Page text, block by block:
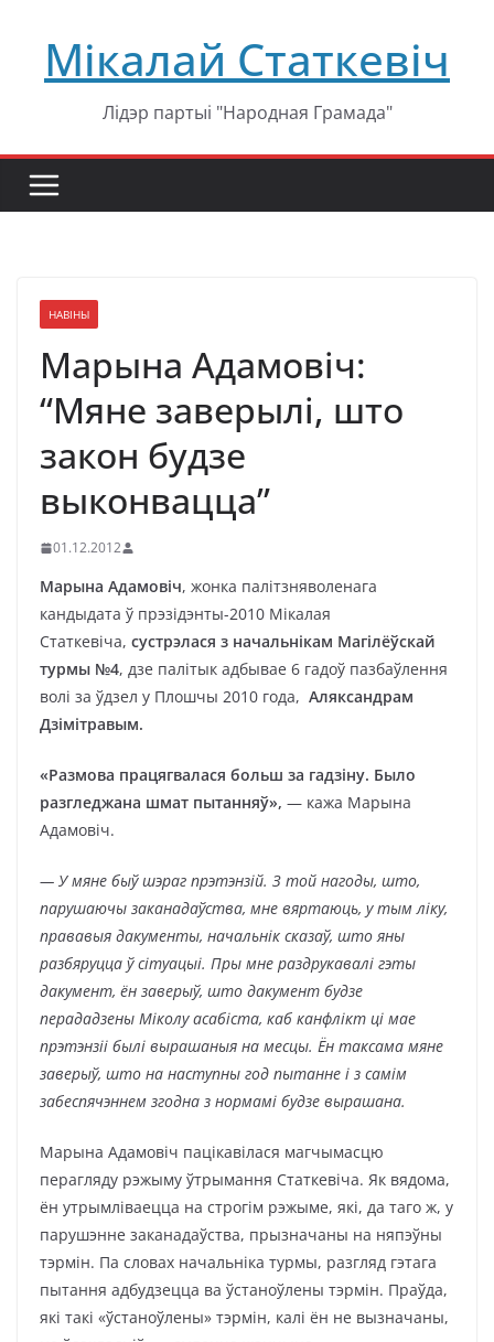
содержимому
Мікалай Статкевіч
Лідэр партыі "Народная Грамада"
НАВІНЫ
Марына Адамовіч:
“Мяне заверылі, што
закон будзе
выконвацца”
01.12.2012
Марына Адамовіч, жонка палітзняволенага
кандыдата ў прэзідэнты-2010 Мікалая
Статкевіча, сустрэлася з начальнікам Магілёўскай
турмы №4, дзе палітык адбывае 6 гадоў пазбаўлення
волі за ўдзел у Плошчы 2010 года, Аляксандрам
Дзімітравым.
«Размова працягвалася больш за гадзіну. Было
разгледжана шмат пытанняў», — кажа Марына
Адамовіч.
— У мяне быў шэраг прэтэнзій. З той нагоды, што,
парушаючы заканадаўства, мне вяртаюць, у тым ліку,
прававыя дакументы, начальнік сказаў, што яны
разбяруцца ў сітуацыі. Пры мне раздрукавалі гэты
дакумент, ён заверыў, што дакумент будзе
перададзены Міколу асабіста, каб канфлікт ці мае
прэтэнзіі былі вырашаныя на месцы. Ён таксама мяне
заверыў, што на наступны год пытанне і з самім
забеспячэннем згодна з нормамі будзе вырашана.
Марына Адамовіч пацікавілася магчымасцю
перагляду рэжыму ўтрымання Статкевіча. Як вядома,
ён утрымліваецца на строгім рэжыме, які, да таго ж, у
парушэнне заканадаўства, прызначаны на няпэўны
тэрмін. Па словах начальніка турмы, разгляд гэтага
пытання адбудзецца ва ўстаноўлены тэрмін. Праўда,
які такі «ўстаноўлены» тэрмін, калі ён не вызначаны,